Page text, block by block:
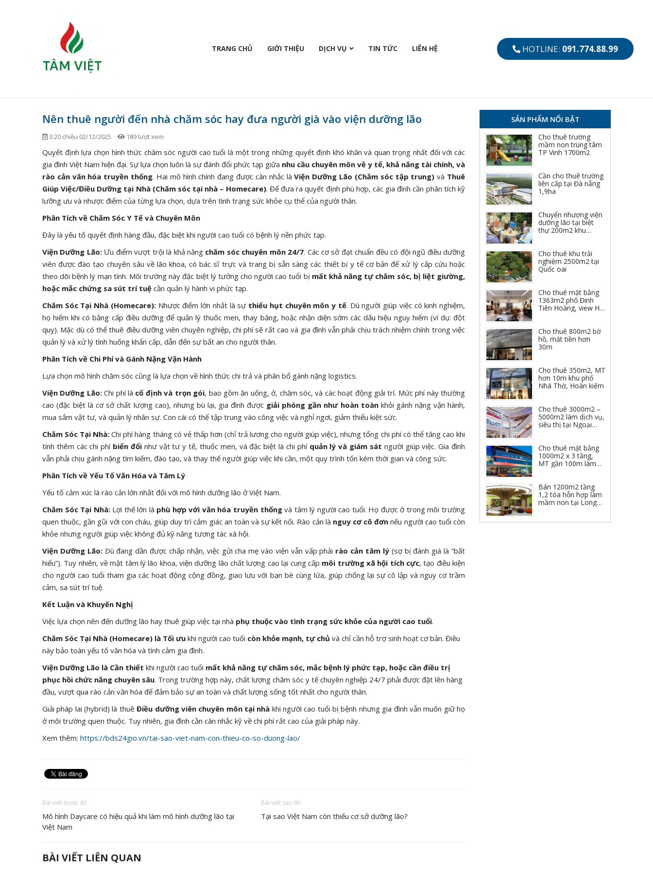
TRANG CHỦ GIỚI THIỆU DỊCH VỤ TIN TỨC LIÊN HỆ HOTLINE: 091.774.88.99
Nên thuê người đến nhà chăm sóc hay đưa người già vào viện dưỡng lão
3:20 chiều 02/12/2025 189 lượt xem
Quyết định lựa chọn hình thức chăm sóc người cao tuổi là một trong những quyết định khó khăn và quan trọng nhất đối với các
gia đình Việt Nam hiện đại. Sự lựa chọn luôn là sự đánh đổi phức tạp giữa nhu cầu chuyên môn về y tế, khả năng tài chính, và
rào cản văn hóa truyền thống. Hai mô hình chính đang được cân nhắc làViện Dưỡng Lão (Chăm sóc tập trung) và Thuê
Giúp Việc/Điều Dưỡng tại Nhà (Chăm sóc tại nhà – Homecare). Để đưa ra quyết định phù hợp, các gia đình cần phân tích kỹ
lưỡng ưu và nhược điểm của từng lựa chọn, dựa trên tình trạng sức khỏe cụ thể của người thân.
Phân Tích về Chăm Sóc Y Tế và Chuyên Môn
Đây là yếu tố quyết định hàng đầu, đặc biệt khi người cao tuổi có bệnh lý nền phức tạp.
Viện Dưỡng Lão:Ưu điểm vượt trội là khả năng chăm sóc chuyên môn 24/7. Các cơ sở đạt chuẩn đều có đội ngũ điều dưỡng
viên được đào tạo chuyên sâu về lão khoa, có bác sĩ trực và trang bị sẵn sàng các thiết bị y tế cơ bản để xử lý cấp cứu hoặc
theo dõi bệnh lý mạn tính. Môi trường này đặc biệt lý tưởng cho người cao tuổi bị mất khả năng tự chăm sóc, bị liệt giường,
hoặc mắc chứng sa sút trí tuệ cần quản lý hành vi phức tạp.
Chăm Sóc Tại Nhà (Homecare):Nhược điểm lớn nhất là sự thiếu hụt chuyên môn y tế. Dù người giúp việc có kinh nghiệm,
họ hiếm khi có bằng cấp điều dưỡng để quản lý thuốc men, thay băng, hoặc nhận diện sớm các dấu hiệu nguy hiểm (ví dụ: đột
quỵ). Mặc dù có thể thuê điều dưỡng viên chuyên nghiệp, chi phí sẽ rất cao và gia đình vẫn phải chịu trách nhiệm chính trong việc
quản lý và xử lý tình huống khẩn cấp, dẫn đến sự bất an cho người thân.
Phân Tích về Chi Phí và Gánh Nặng Vận Hành
Lựa chọn mô hình chăm sóc cũng là lựa chọn về hình thức chi trả và phân bổ gánh nặng logistics.
Viện Dưỡng Lão:Chi phí là cố định và trọn gói, bao gồm ăn uống, ở, chăm sóc, và các hoạt động giải trí. Mức phí này thường
cao (đặc biệt là cơ sở chất lượng cao), nhưng bù lại, gia đình được giải phóng gần như hoàn toànkhỏi gánh nặng vận hành,
mua sắm vật tư, và quản lý nhân sự. Con cái có thể tập trung vào công việc và nghỉ ngơi, giảm thiểu kiệt sức.
Chăm Sóc Tại Nhà: Chi phí hàng tháng có vẻ thấp hơn (chỉ trả lương cho người giúp việc), nhưng tổng chi phí có thể tăng cao khi
tính thêm các chi phí biến đổinhư vật tư y tế, thuốc men, và đặc biệt là chi phí quản lý và giám sát người giúp việc. Gia đình
vẫn phải chịu gánh nặng tìm kiếm, đào tạo, và thay thế người giúp việc khi cần, một quy trình tốn kém thời gian và công sức.
Phân Tích về Yếu Tố Văn Hóa và Tâm Lý
Yếu tố cảm xúc là rào cản lớn nhất đối với mô hình dưỡng lão ở Việt Nam.
Chăm Sóc Tại Nhà:Lợi thế lớn là phù hợp với văn hóa truyền thốngvà tâm lý người cao tuổi. Họ được ở trong môi trường
quen thuộc, gần gũi với con cháu, giúp duy trì cảm giác an toàn và sự kết nối. Rào cản là nguy cơ cô đơn nếu người cao tuổi còn
khỏe nhưng người giúp việc không đủ kỹ năng tương tác xã hội.
Viện Dưỡng Lão:Dù đang dần được chấp nhận, việc gửi cha mẹ vào viện vẫn vấp phải rào cản tâm lý(sợ bị đánh giá là “bất
hiếu”). Tuy nhiên, về mặt tâm lý lão khoa, viện dưỡng lão chất lượng cao lại cung cấp môi trường xã hội tích cực, tạo điều kiện
cho người cao tuổi tham gia các hoạt động cộng đồng, giao lưu với bạn bè cùng lứa, giúp chống lại sự cô lập và nguy cơ trầm
cảm, sa sút trí tuệ.
Kết Luận và Khuyến Nghị
Việc lựa chọn nên đến dưỡng lão hay thuê giúp việc tại nhà phụ thuộc vào tình trạng sức khỏe của người cao tuổi.
Chăm Sóc Tại Nhà (Homecare) là Tối ưu khi người cao tuổi còn khỏe mạnh, tự chủ và chỉ cần hỗ trợ sinh hoạt cơ bản. Điều
này bảo toàn yếu tố văn hóa và tình cảm gia đình.
Viện Dưỡng Lão là Cần thiết khi người cao tuổi mất khả năng tự chăm sóc, mắc bệnh lý phức tạp, hoặc cần điều trị
phục hồi chức năng chuyên sâu. Trong trường hợp này, chất lượng chăm sóc y tế chuyên nghiệp 24/7 phải được đặt lên hàng
đầu, vượt qua rào cản văn hóa để đảm bảo sự an toàn và chất lượng sống tốt nhất cho người thân.
Giải pháp lai (hybrid) là thuêĐiều dưỡng viên chuyên môn tại nhà khi người cao tuổi bị bệnh nhưng gia đình vẫn muốn giữ họ
ở môi trường quen thuộc. Tuy nhiên, gia đình cần cân nhắc kỹ về chi phí rất cao của giải pháp này.
Xem thêm: https://bds24gio.vn/tai-sao-viet-nam-con-thieu-co-so-duong-lao/
Bài viết trước đó
Mô hình Daycare có hiệu quả khi làm mô hình dưỡng lão tại
Việt Nam
Bài viết sau đó
Tại sao Việt Nam còn thiếu cơ sở dưỡng lão?
BÀI VIẾT LIÊN QUAN
SẢN PHẨM NỔI BẬT
Cho thuê trường
mầm non trung tâm
TP Vinh 1700m2
Cần cho thuê trường
liên cấp tại Đà nẵng
1,9ha
Chuyển nhượng viện
dưỡng lão tại biệt
thự 200m2 khu
Cho thuê khu trải
nghiệm 2500m2 tại
Quốc oai
Cho thuê mặt bằng
1363m2 phố Đinh
Tiên Hoàng, view Hồ
Cho thuê 800m2 bờ
hồ, mặt tiền hơn
30m
Cho thuê 350m2, MT
hơn 10m khu phố
Nhà Thờ, Hoàn kiếm
Cho thuê 3000m2 –
5000m2 làm dịch vụ,
siêu thị tại Ngoại
Cho thuê mặt bằng
1000m2 x 3 tầng,
MT gần 100m làm
Bán 1200m2 tầng
1,2 tòa hỗn hợp làm
mầm non tại Long